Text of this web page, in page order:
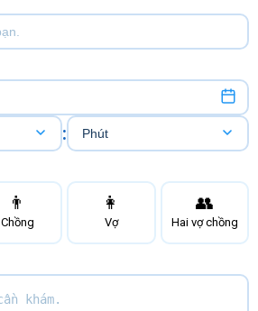
:
👨
Chồng
👩
Vợ
👥
Hai vợ chồng